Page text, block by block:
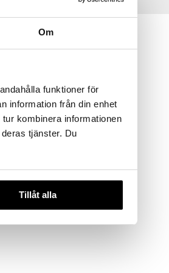
Om
funktioner för
information från din enhet
kombinera informationen
tjänster. Du
Tillåt alla
Tips till dig